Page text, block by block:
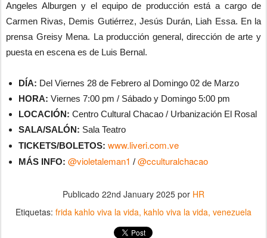
Angeles Alburgen y el equipo de producción está a cargo de
Carmen Rivas, Demis Gutiérrez, Jesús Durán, Liah Essa. En la
prensa Greisy Mena. La producción general, dirección de arte y
puesta en escena es de Luis Bernal.
DÍA: Del Viernes 28 de Febrero al Domingo 02 de Marzo
HORA: Viernes 7:00 pm / Sábado y Domingo 5:00 pm
LOCACIÓN: Centro Cultural Chacao / Urbanización El Rosal
SALA/SALÓN: Sala Teatro
TICKETS/BOLETOS: www.liveri.com.ve
MÁS INFO: @violetaleman1 / @cculturalchacao
Publicado 22nd January 2025 por HR
Etiquetas: frida kahlo viva la vida kahlo viva la vida venezuela